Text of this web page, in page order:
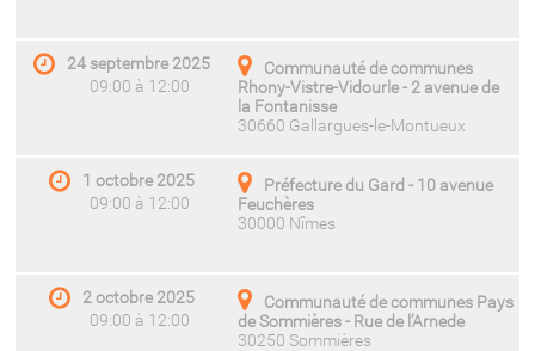
24 septembre 2025
09:00 à 12:00
Communauté de communes
Rhony-Vistre-Vidourle - 2 avenue de
la Fontanisse
30660 Gallargues-le-Montueux
1 octobre 2025
09:00 à 12:00
Préfecture du Gard - 10 avenue
Feuchères
30000 Nîmes
2 octobre 2025
09:00 à 12:00
Communauté de communes Pays
de Sommières - Rue de l’Arnede
30250 Sommières